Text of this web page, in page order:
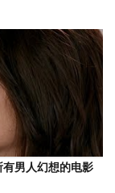
有男人幻想的电影